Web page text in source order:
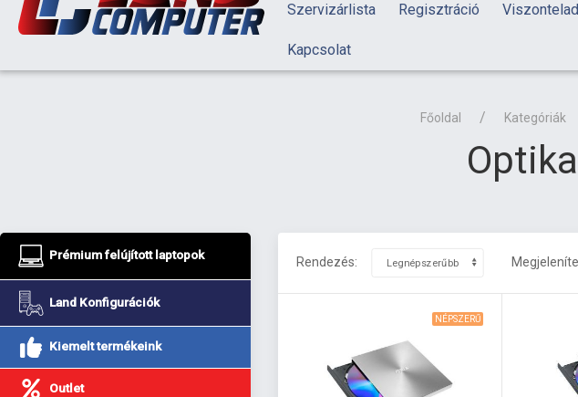
Szervizárlista Regisztráció
Kapcsolat
Főoldal Kategóriák
Prémium felújított laptopok
Land Konfigurációk
Kiemelt termékeink
Outlet
Rendezés:
NÉPSZERŰ